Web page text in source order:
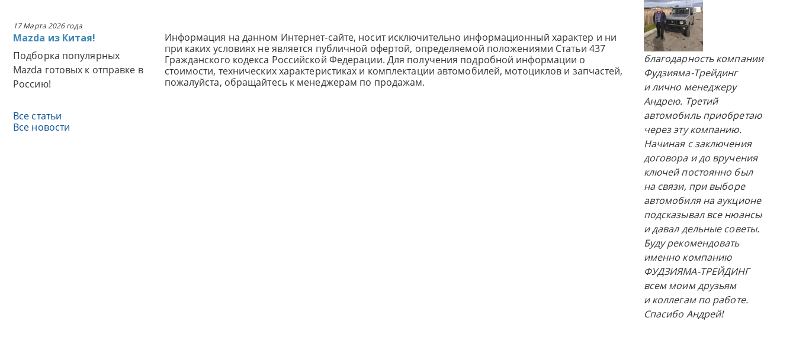
17 Марта 2026 года
Mazda из Китая!
Подборка популярных
Mazda готовых к отправке в
Россию!
Все статьи
Все новости
Информация на данном Интернет-сайте, носит исключительно информационный характер и ни
при каких условиях не является публичной офертой, определяемой положениями Статьи 437
Гражданского кодекса Российской Федерации. Для получения подробной информации о
стоимости, технических характеристиках и комплектации автомобилей, мотоциклов и запчастей,
пожалуйста, обращайтесь к менеджерам по продажам.
благодарность компании
Фудзияма-Трейдинг
и лично менеджеру
Андрею. Третий
автомобиль приобретаю
через эту компанию.
Начиная с заключения
договора и до вручения
ключей постоянно был
на связи, при выборе
автомобиля на аукционе
подсказывал все нюансы
и давал дельные советы.
Буду рекомендовать
именно компанию
ФУДЗИЯМА-ТРЕЙДИНГ
всем моим друзьям
и коллегам по работе.
Спасибо Андрей!